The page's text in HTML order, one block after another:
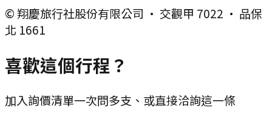
© 翔慶旅行社股份有限公司 · 交觀甲 7022 · 品保
北 1661
喜歡這個行程？
加入詢價清單一次問多支、或直接洽詢這一條